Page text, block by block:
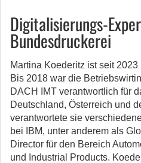
Digitalisierungs-
Bundesdruckerei
Martina Koederitz ist seit
Bis 2018 war die
DACH IMT verantwortlich für
Deutschland, Österreich und
verantwortete sie
bei IBM, unter anderem als
Director für den Bereich
und Industrial Products.